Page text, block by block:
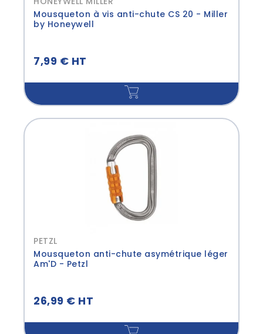
Mousqueton à vis anti-chute CS 20 - Miller
by Honeywell
7,99 € HT
PETZL
Mousqueton anti-chute asymétrique léger
Am'D - Petzl
26,99 € HT